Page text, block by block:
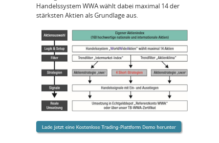
Handelssystem WWA wählt dabei maximal 14 der
stärksten Aktien als Grundlage aus.